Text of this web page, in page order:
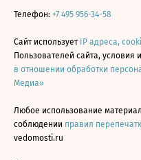
Телефон: +7 495 956-34-58
Сайт использует IP адреса,
Пользователей сайта, условия
в отношении обработки
Медиа»
Любое использование
соблюдении правил
vedomosti.ru